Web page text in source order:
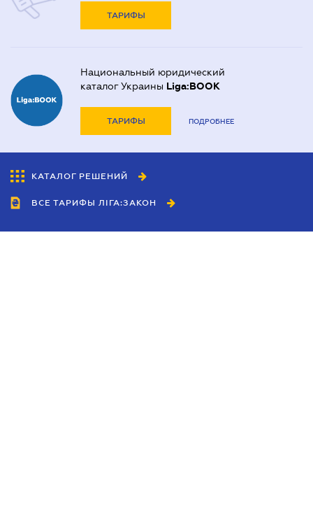
ТАРИФЫ
Национальный юридический
каталог Украины Liga:BOOK
ТАРИФЫ ПОДРОБНЕЕ
КАТАЛОГ РЕШЕНИЙ
ВСЕ ТАРИФЫ ЛІГА:ЗАКОН